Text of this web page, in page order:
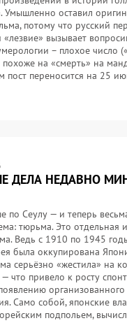
Умышленно оставил
потому что русский
«лезвие» вызывает
– плохое число
похоже на «смерть» на
пост переносится на 25
ДЕЛА НЕДАВНО
по Сеулу — и теперь
тюрьма. Это отдельная
Ведь с 1910 по 1945
была оккупирована
серьёзно «жестила» на
что привело к росту
организованного
Само собой, японские
подпольем,